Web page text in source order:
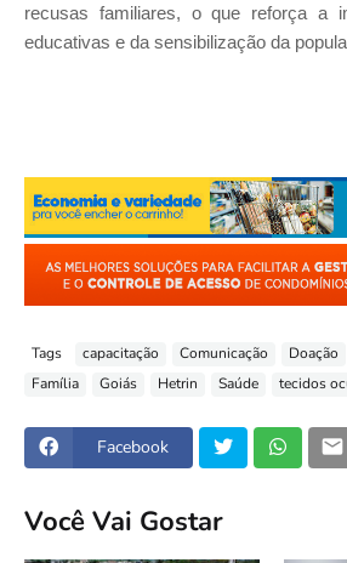
recusas familiares, o que reforça a
educativas e da sensibilização da
Tags capacitação Comunicação Doação
Família
Goiás Hetrin Saúde tecidos
Facebook
Você Vai Gostar